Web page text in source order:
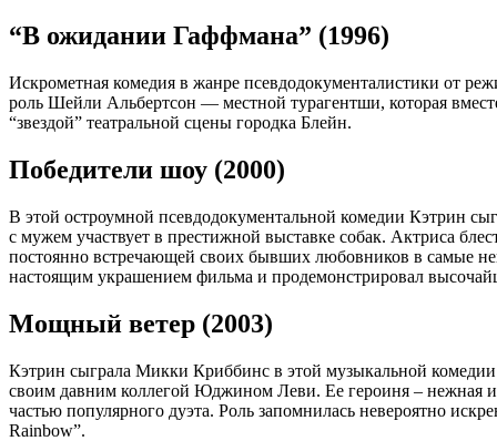
“В ожидании Гаффмана” (1996)
Искрометная комедия в жанре псевдодокументалистики от
роль Шейли Альбертсон — местной турагентши, которая
“звездой” театральной сцены городка Блейн.
Победители шоу (2000)
В этой остроумной псевдодокументальной комедии Кэтрин
с мужем участвует в престижной выставке собак. Актриса
постоянно встречающей своих бывших любовников в самые
настоящим украшением фильма и продемонстрировал
Мощный ветер (2003)
Кэтрин сыграла Микки Криббинс в этой музыкальной комедии
своим давним коллегой Юджином Леви. Ее героиня – нежная
частью популярного дуэта. Роль запомнилась невероятно
Rainbow”.